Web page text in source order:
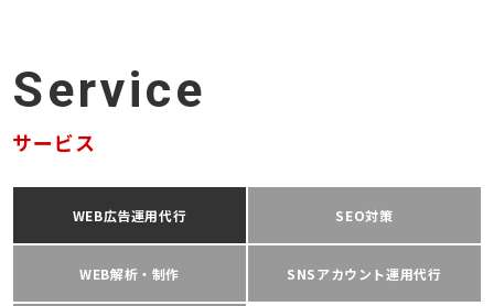
Service
サービス
WEB広告運用代行 SEO対策
WEB解析・制作 SNSアカウント運用代行